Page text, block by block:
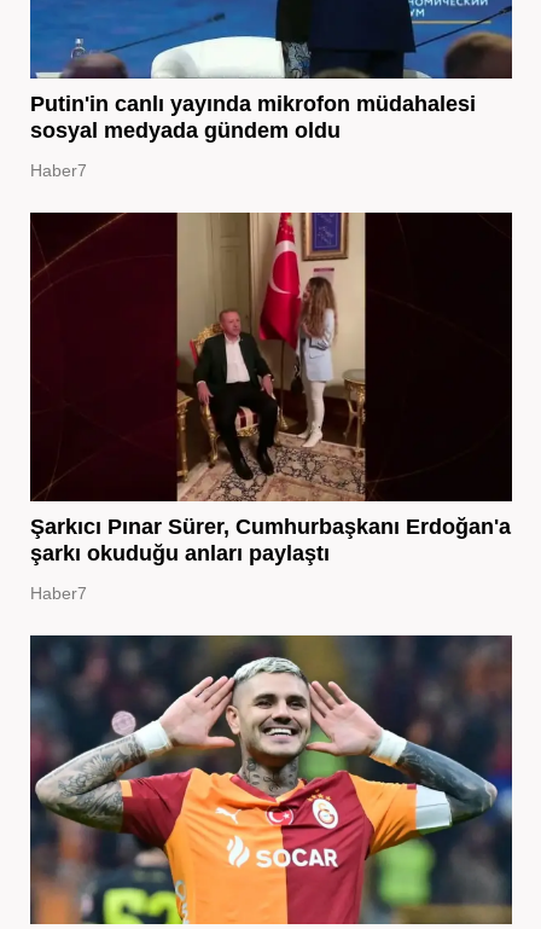
Putin'in canlı yayında mikrofon müdahalesi
sosyal medyada gündem oldu
Haber7
Şarkıcı Pınar Sürer, Cumhurbaşkanı Erdoğan'a
şarkı okuduğu anları paylaştı
Haber7